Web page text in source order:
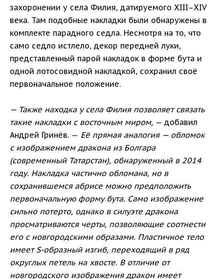
захоронении у села Филия, датируемого XIII–XIV
века. Там подобные накладки были обнаружены в
комплекте парадного седла. Несмотря на то, что
само седло истлело, декор передней луки,
представленный парой накладок в форме бута и
одной лотосовидной накладкой, сохранил своё
первоначальное положение.
— Также находка у села Филия позволяет связать
такие накладки с восточным миром, — добавил
Андрей Гринёв. — Её прямая аналогия — обломок
с изображением дракона из Болгара
(современный Татарстан), обнаруженный в 2014
году. Накладка частично обломана, но в
сохранившемся абрисе можно предположить
первоначальную форму бута. Само изображение
сильно потерто, однако в силуэте дракона
просматриваются черты, позволяющие соотнести
его с новгородскими образами. Пластичное тело
имеет S-образный изгиб, переходящий в ряд
округлых петель на хвосте. В отличие от
новгородского изображения дракон имеет